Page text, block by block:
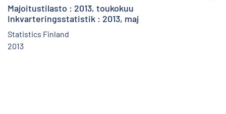
Majoitustilasto : 2013, toukokuu
Inkvarteringsstatistik : 2013, maj
Statistics Finland
2013